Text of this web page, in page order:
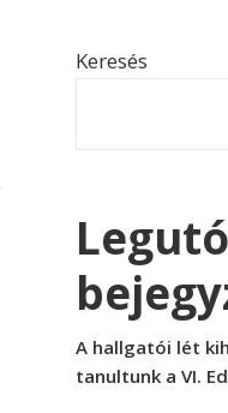
Keresés
A hallgatói lét
tanultunk a VI.